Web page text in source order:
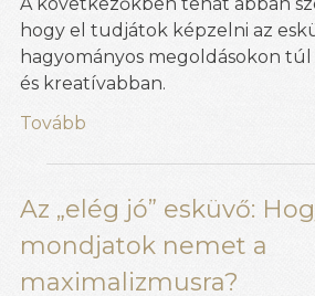
A következőkben tehát abban
hogy el tudjátok képzelni az
hagyományos megoldásokon túl
és kreatívabban.
Tovább
Az „elég jó” esküvő:
mondjatok nemet a
maximalizmusra?